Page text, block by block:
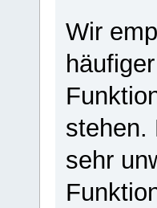
Wir
stehen.
sehr